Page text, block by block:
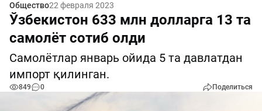
Общество22 февраля 2023
Ўзбекистон 633 млн долларга 13 та
самолёт сотиб олди
Самолётлар январь ойида 5 та давлатдан
импорт қилинган.
849 0 Поделиться